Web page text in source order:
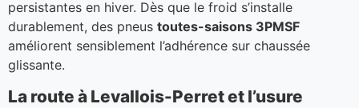
persistantes en hiver. Dès que le froid s’installe
durablement, des pneus toutes-saisons 3PMSF
améliorent sensiblement l’adhérence sur chaussée
glissante.
La route à Levallois-Perret et l’usure